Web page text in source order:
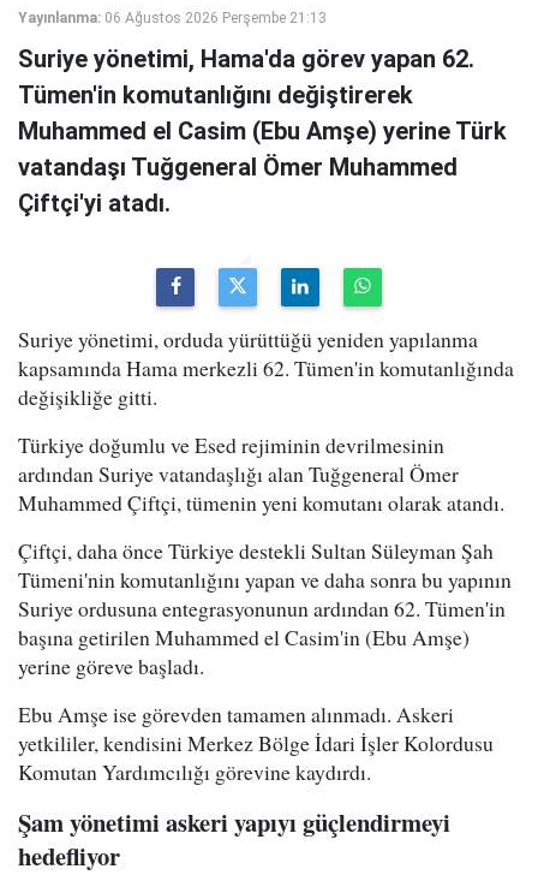
Yayınlanma: 06 Ağustos 2026 Perşembe 21:13
Suriye yönetimi, Hama'da görev yapan 62.
Tümen'in komutanlığını değiştirerek
Muhammed el Casim (Ebu Amşe) yerine Türk
vatandaşı Tuğgeneral Ömer Muhammed
Çiftçi'yi atadı.
Suriye yönetimi, orduda yürüttüğü yeniden yapılanma
kapsamında Hama merkezli 62. Tümen'in komutanlığında
değişikliğe gitti.
Türkiye doğumlu ve Esed rejiminin devrilmesinin
ardından Suriye vatandaşlığı alan Tuğgeneral Ömer
Muhammed Çiftçi, tümenin yeni komutanı olarak atandı.
Çiftçi, daha önce Türkiye destekli Sultan Süleyman Şah
Tümeni'nin komutanlığını yapan ve daha sonra bu yapının
Suriye ordusuna entegrasyonunun ardından 62. Tümen'in
başına getirilen Muhammed el Casim'in (Ebu Amşe)
yerine göreve başladı.
Ebu Amşe ise görevden tamamen alınmadı. Askeri
yetkililer, kendisini Merkez Bölge İdari İşler Kolordusu
Komutan Yardımcılığı görevine kaydırdı.
Şam yönetimi askeri yapıyı güçlendirmeyi
hedefliyor